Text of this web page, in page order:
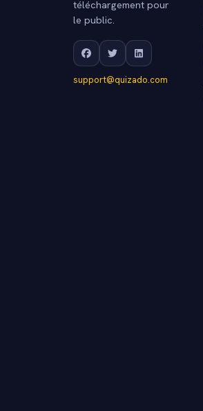
téléchargement pour
le public.
support@quizado.com